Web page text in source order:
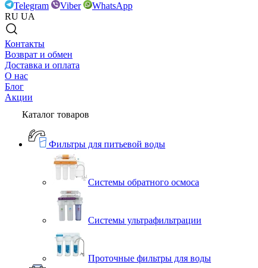
Telegram
Viber
WhatsApp
RU UA
Контакты
Возврат и обмен
Доставка и оплата
О нас
Блог
Акции
Каталог товаров
Фильтры для питьевой воды
Системы обратного осмоса
Системы ультрафильтрации
Проточные фильтры для воды